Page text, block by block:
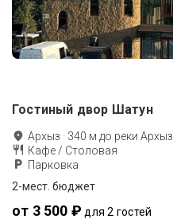
Гостиный двор Шатун
Архыз · 340 м до реки Архыз
Кафе / Столовая
Парковка
2-мест. бюджет
от 3 500 ₽ для 2 гостей